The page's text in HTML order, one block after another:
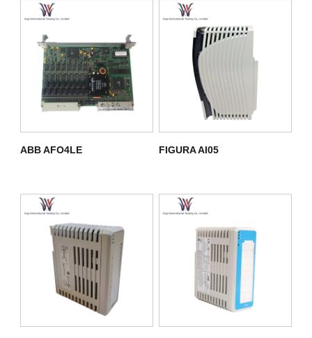
ABB AFO4LE FIGURA AI05